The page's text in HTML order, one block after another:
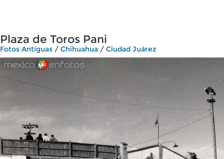
Plaza de Toros Pani
Fotos Antiguas / Chihuahua / Ciudad Juárez